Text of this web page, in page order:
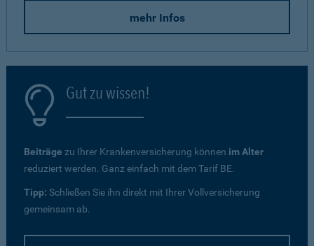
mehr Infos
Gut zu wissen!
Beiträge zu Ihrer Krankenversicherung können im Alter
reduziert werden. Ganz einfach mit dem Tarif BE.
Tipp: Schließen Sie ihn direkt mit Ihrer Vollversicherung
gemeinsam ab.